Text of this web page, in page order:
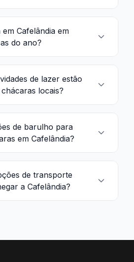
Cafelândia em
do ano?
de lazer estão
locais?
de barulho para
em Cafelândia?
de transporte
a Cafelândia?